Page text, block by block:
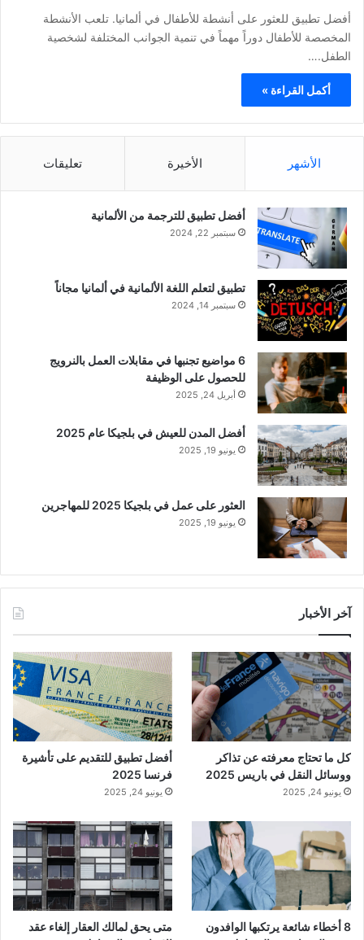
أفضل تطبيق للعثور على أنشطة للأطفال في ألمانيا. تلعب الأنشطة
المخصصة للأطفال دوراً مهماً في تنمية الجوانب المختلفة لشخصية
الطفل.…
أكمل القراءة »
الأشهر الأخيرة تعليقات
أفضل تطبيق للترجمة من الألمانية
سبتمبر 22, 2024
تطبيق لتعلم اللغة الألمانية في ألمانيا مجاناً
سبتمبر 14, 2024
6 مواضيع تجنبها في مقابلات العمل بالنرويج
للحصول على الوظيفة
أبريل 24, 2025
أفضل المدن للعيش في بلجيكا عام 2025
يونيو 19, 2025
العثور على عمل في بلجيكا 2025 للمهاجرين
يونيو 19, 2025
آخر الأخبار
كل ما تحتاج معرفته عن تذاكر
ووسائل النقل في باريس 2025
يونيو 24, 2025
أفضل تطبيق للتقديم على تأشيرة
فرنسا 2025
يونيو 24, 2025
8 أخطاء شائعة يرتكبها الوافدون
متى يحق لمالك العقار إلغاء عقد